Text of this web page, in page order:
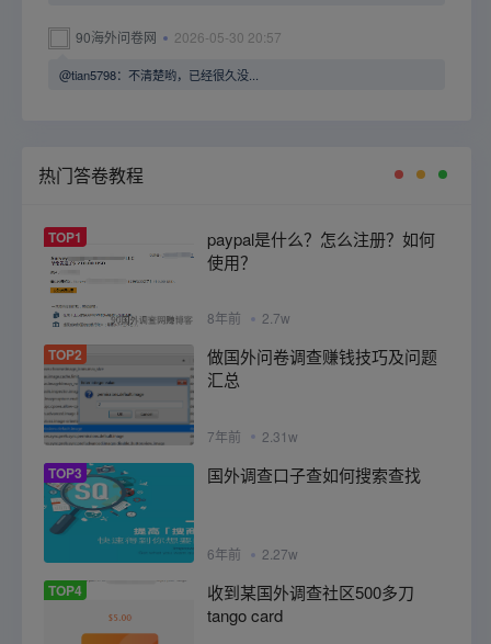
90海外问卷网 2026-05-30 20:57
@tian5798：不清楚哟，已经很久没...
热门答卷教程
TOP1
paypal是什么？怎么注册？如何
使用？
8年前 2.7w
TOP2
做国外问卷调查赚钱技巧及问题
汇总
7年前 2.31w
TOP3 国外调查口子查如何搜索查找
6年前 2.27w
TOP4
收到某国外调查社区500多刀
tango card